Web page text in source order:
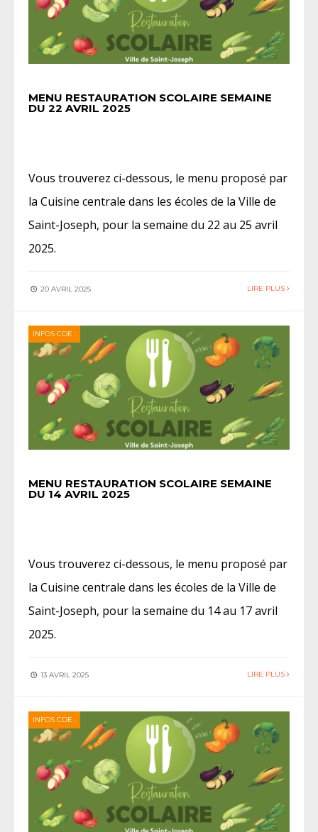
MENU RESTAURATION SCOLAIRE SEMAINE
DU 22 AVRIL 2025
Vous trouverez ci-dessous, le menu proposé par
la Cuisine centrale dans les écoles de la Ville de
Saint-Joseph, pour la semaine du 22 au 25 avril
2025.
20 AVRIL 2025 LIRE PLUS
INFOS CDE :
MENU RESTAURATION SCOLAIRE SEMAINE
DU 14 AVRIL 2025
Vous trouverez ci-dessous, le menu proposé par
la Cuisine centrale dans les écoles de la Ville de
Saint-Joseph, pour la semaine du 14 au 17 avril
2025.
13 AVRIL 2025 LIRE PLUS
INFOS CDE :